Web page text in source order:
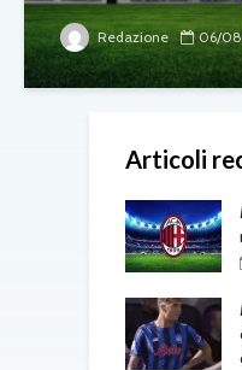
Redazione 06/
Articoli